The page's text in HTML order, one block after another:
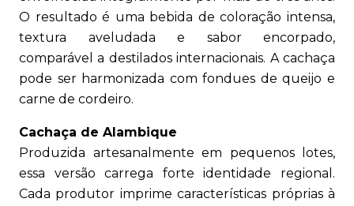
O resultado é uma bebida de coloração intensa,
textura aveludada e sabor encorpado,
comparável a destilados internacionais. A cachaça
pode ser harmonizada com fondues de queijo e
carne de cordeiro.
Cachaça de Alambique
Produzida artesanalmente em pequenos lotes,
essa versão carrega forte identidade regional.
Cada produtor imprime características próprias à